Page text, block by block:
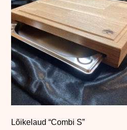
Lõikelaud “Combi S”